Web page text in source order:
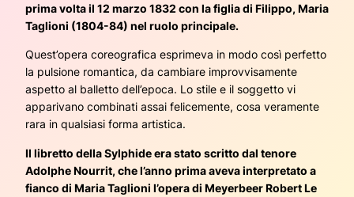
prima volta il 12 marzo 1832 con la figlia di Filippo, Maria
Taglioni (1804-84) nel ruolo principale.
Quest’opera coreografica esprimeva in modo così perfetto
la pulsione romantica, da cambiare improvvisamente
aspetto al balletto dell’epoca. Lo stile e il soggetto vi
apparivano combinati assai felicemente, cosa veramente
rara in qualsiasi forma artistica.
Il libretto della Sylphide era stato scritto dal tenore
Adolphe Nourrit, che l’anno prima aveva interpretato a
fianco di Maria Taglioni l’opera di Meyerbeer Robert Le